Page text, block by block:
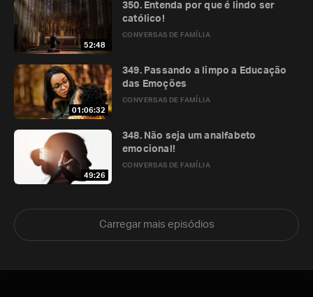
52:48
CONVERSAS DE FAMÍLIA
350. Entenda por que é lindo ser
católico!
01:06:32
CONVERSAS DE FAMÍLIA
349. Passando a limpo a Educação
das Emoções
49:26
CONVERSAS DE FAMÍLIA
348. Não seja um analfabeto
emocional!
Carregar mais episódios